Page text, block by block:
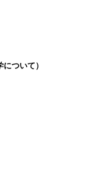
ついて）